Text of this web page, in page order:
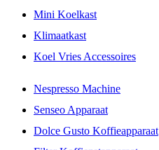
Mini Koelkast
Klimaatkast
Koel Vries Accessoires
Nespresso Machine
Senseo Apparaat
Dolce Gusto Koffieapparaat